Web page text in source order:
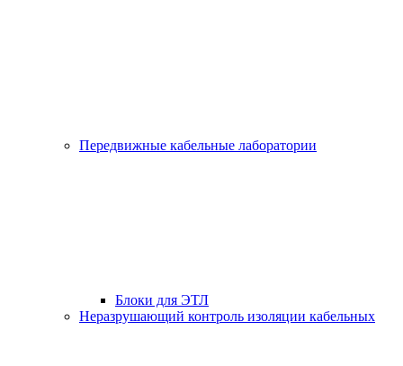
Передвижные кабельные лаборатории
Блоки для ЭТЛ
Неразрушающий контроль изоляции кабельных